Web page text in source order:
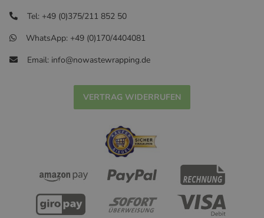
Tel: +49 (0)375/211 852 50
WhatsApp: +49 (0)170/4404081
Email: info@nowastewrapping.de
VERTRAG WIDERRUFEN